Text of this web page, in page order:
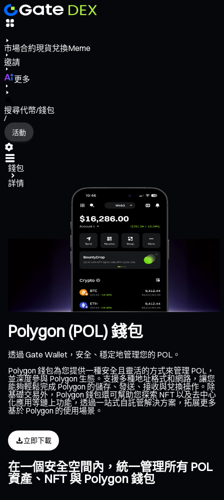
市場合約現貨兌換Meme
邀請
更多
搜尋代幣/錢包
/
活動
錢包
詳情
Polygon (POL) 錢包
透過 Gate Wallet，安全、穩定地管理您的 POL。
Polygon 錢包為您提供一種安全且靈活的方式來管理 POL，
並深度參與 Polygon 生態。支援多種地址格式和網路，讓您
能夠輕鬆完成 Polygon 的儲存、發送、接收與兌換操作。除
基礎交易外，Polygon 錢包還可幫助您探索 NFT 以及去中心
化應用等鏈上功能，透過一站式自託管解決方案，拓展更多
基於 Polygon 的使用場景。
立即下載
在一個安全空間內，統一管理所有 POL
資產、NFT 與 Polygon 錢包